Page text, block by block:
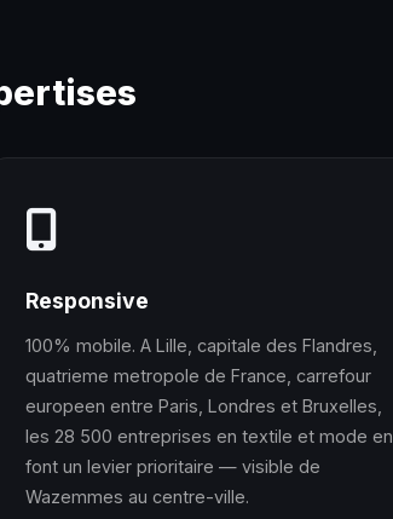
Responsive
100% mobile. A Lille, capitale des Flandres,
quatrieme metropole de France, carrefour
europeen entre Paris, Londres et Bruxelles,
les 28 500 entreprises en textile et mode en
font un levier prioritaire — visible de
Wazemmes au centre-ville.